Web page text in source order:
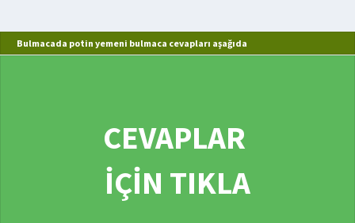
Bulmacada potin yemeni bulmaca cevapları aşağıda
CEVAPLAR
İÇİN TIKLA